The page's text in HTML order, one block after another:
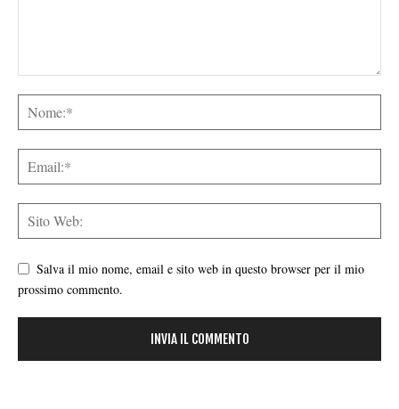
Salva il mio nome, email e sito web in questo browser per il mio
prossimo commento.